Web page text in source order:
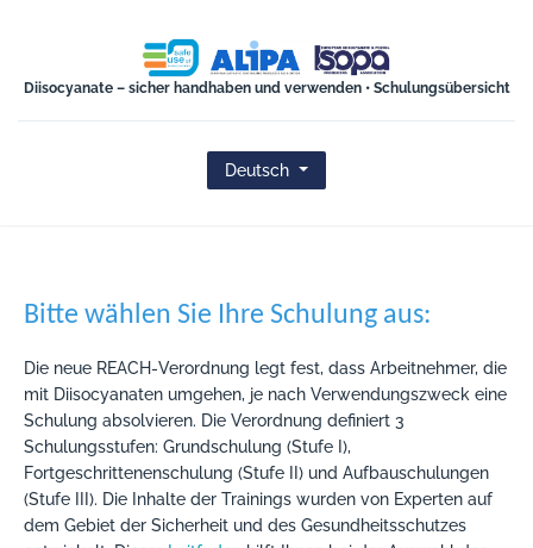
ISOPA-AISBL
Diisocyanate – sicher handhaben und verwenden • Schulungsübersicht
Deutsch
Bitte wählen Sie Ihre Schulung aus:
Die neue REACH-Verordnung legt fest, dass Arbeitnehmer, die
mit Diisocyanaten umgehen, je nach Verwendungszweck eine
Schulung absolvieren. Die Verordnung definiert 3
Schulungsstufen: Grundschulung (Stufe I),
Fortgeschrittenenschulung (Stufe II) und Aufbauschulungen
(Stufe III). Die Inhalte der Trainings wurden von Experten auf
dem Gebiet der Sicherheit und des Gesundheitsschutzes